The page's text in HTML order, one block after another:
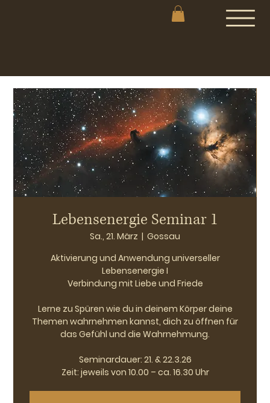
Lebensenergie Seminar 1
Sa., 21. März
  |
Gossau
Aktivierung und Anwendung universeller
Lebensenergie I
Verbindung mit Liebe und Friede
Lerne zu Spüren wie du in deinem Körper deine
Themen wahrnehmen kannst, dich zu öffnen für
das Gefühl und die Wahrnehmung.
Seminardauer: 21. & 22.3.26
Zeit: jeweils von 10.00 – ca. 16.30 Uhr